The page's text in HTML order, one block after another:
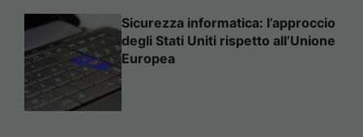
Sicurezza informatica: l’approccio
degli Stati Uniti rispetto all’Unione
Europea